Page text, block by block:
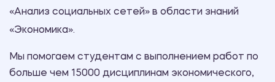
«Анализ социальных сетей» в области знаний
«Экономика».
Мы помогаем студентам с выполнением работ по
больше чем 15000 дисциплинам экономического,